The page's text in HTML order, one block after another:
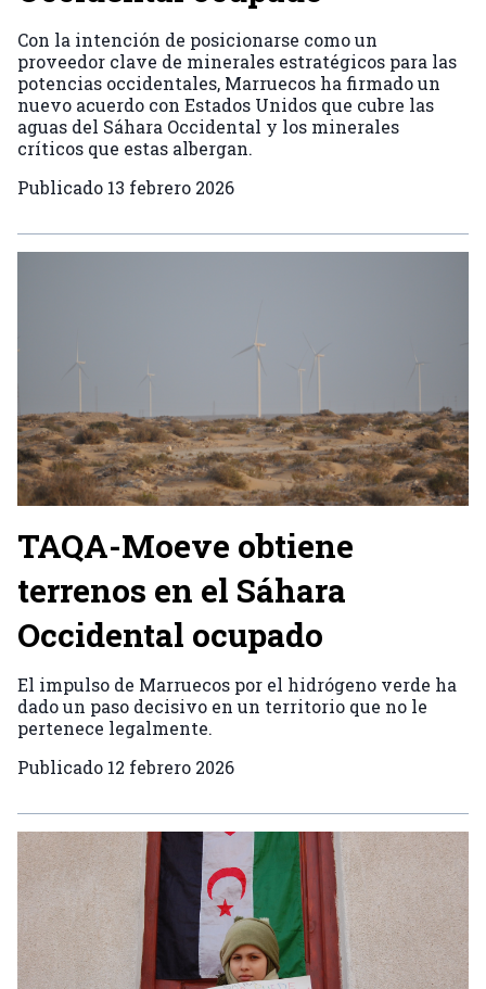
Con la intención de posicionarse como un
proveedor clave de minerales estratégicos para las
potencias occidentales, Marruecos ha firmado un
nuevo acuerdo con Estados Unidos que cubre las
aguas del Sáhara Occidental y los minerales
críticos que estas albergan.
Publicado 13 febrero 2026
TAQA-Moeve obtiene
terrenos en el Sáhara
Occidental ocupado
El impulso de Marruecos por el hidrógeno verde ha
dado un paso decisivo en un territorio que no le
pertenece legalmente.
Publicado 12 febrero 2026